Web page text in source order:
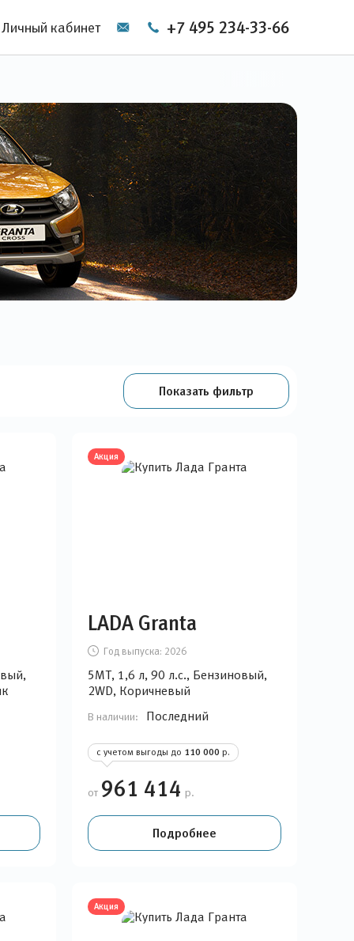
Личный кабинет +7 495 234-33-66
Показать фильтр
Акция
LADA Granta
Год выпуска: 2026
5MT, 1,6 л, 90 л.с., Бензиновый,
2WD, Коричневый
В наличии: Последний
с учетом выгоды до 110 000 р.
от 961 414 р.
Подробнее
Акция